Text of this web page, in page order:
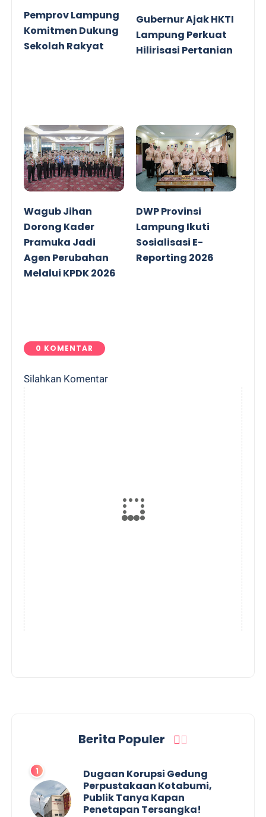
Pemprov Lampung
Komitmen Dukung
Sekolah Rakyat
Gubernur Ajak HKTI
Lampung Perkuat
Hilirisasi Pertanian
Wagub Jihan
Dorong Kader
Pramuka Jadi
Agen Perubahan
Melalui KPDK 2026
DWP Provinsi
Lampung Ikuti
Sosialisasi E-
Reporting 2026
0 KOMENTAR
Silahkan Komentar
Berita Populer
Dugaan Korupsi Gedung
Perpustakaan Kotabumi,
Publik Tanya Kapan
Penetapan Tersangka!